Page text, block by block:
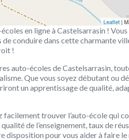
Leaflet |
en ligne à Castelsarrasin ! Vous
conduire dans cette charmante
!
auto-écoles de Castelsarrasin,
Que vous soyez débutant ou
un apprentissage de qualité,
facilement trouver l’auto-école qui
de l’enseignement, taux de
disposition pour vous aider à faire le